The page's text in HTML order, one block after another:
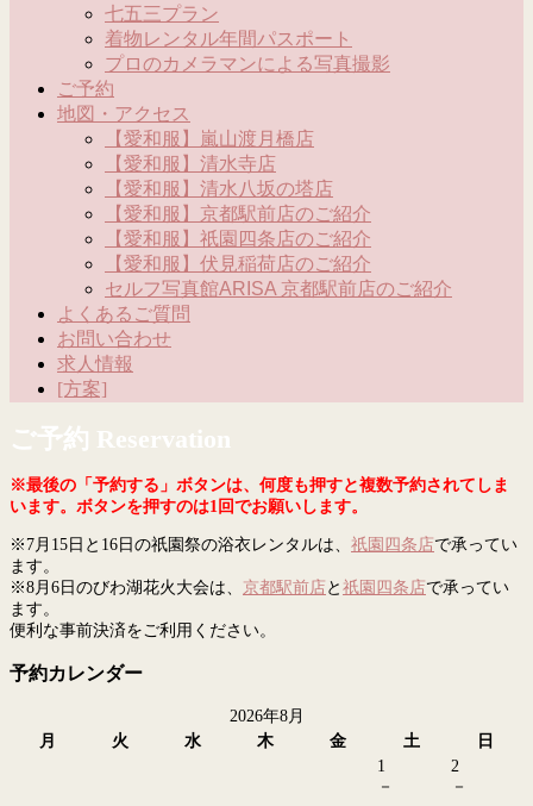
七五三プラン
着物レンタル年間パスポート
プロのカメラマンによる写真撮影
ご予約
地図・アクセス
【愛和服】嵐山渡月橋店
【愛和服】清水寺店
【愛和服】清水八坂の塔店
【愛和服】京都駅前店のご紹介
【愛和服】祇園四条店のご紹介
【愛和服】伏見稲荷店のご紹介
セルフ写真館ARISA 京都駅前店のご紹介
よくあるご質問
お問い合わせ
求人情報
[方案]
ご予約 Reservation
※最後の「予約する」ボタンは、何度も押すと複数予約されてしま
います。ボタンを押すのは1回でお願いします。
※7月15日と16日の祇園祭の浴衣レンタルは、 祇園四条店で承ってい
ます。
※8月6日のびわ湖花火大会は、 京都駅前店 と 祇園四条店で承ってい
ます。
便利な事前決済をご利用ください。
予約カレンダー
2026年8月
月
火 水 木 金 土
日
1
－
2
－